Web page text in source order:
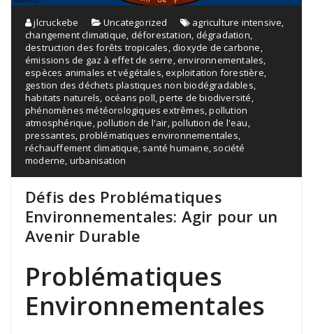
jlcruckebe Uncategorized agriculture intensive
changement climatique déforestation dégradation
destruction des forêts tropicales ,dioxyde de carbone
émissions de gaz à effet de serre ,environnementales
espèces animales et végétales ,exploitation forestière
gestion des déchets plastiques non biodégradables
habitats naturels océans poll ,perte de biodiversité
phénomènes météorologiques extrêmes ,pollution
atmosphérique ,pollution de l'air ,pollution de l'eau
pressantes ,problématiques environnementales
réchauffement climatique santé humaine société
moderne urbanisation
Défis des Problématiques
Environnementales: Agir pour un
Avenir Durable
Problématiques
Environnementales